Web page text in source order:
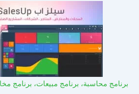
برنامج محاسبة، برنامج مبيعات، برنامج